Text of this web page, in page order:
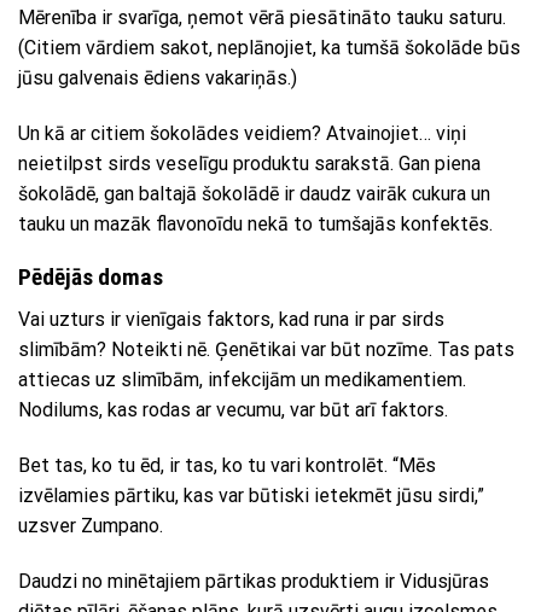
Mērenība ir svarīga, ņemot vērā piesātināto tauku saturu.
(Citiem vārdiem sakot, neplānojiet, ka tumšā šokolāde būs
jūsu galvenais ēdiens vakariņās.)
Un kā ar citiem šokolādes veidiem? Atvainojiet… viņi
neietilpst sirds veselīgu produktu sarakstā. Gan piena
šokolādē, gan baltajā šokolādē ir daudz vairāk cukura un
tauku un mazāk flavonoīdu nekā to tumšajās konfektēs.
Pēdējās domas
Vai uzturs ir vienīgais faktors, kad runa ir par sirds
slimībām? Noteikti nē. Ģenētikai var būt nozīme. Tas pats
attiecas uz slimībām, infekcijām un medikamentiem.
Nodilums, kas rodas ar vecumu, var būt arī faktors.
Bet tas, ko tu ēd, ir tas, ko tu vari kontrolēt. “Mēs
izvēlamies pārtiku, kas var būtiski ietekmēt jūsu sirdi,”
uzsver Zumpano.
Daudzi no minētajiem pārtikas produktiem ir Vidusjūras